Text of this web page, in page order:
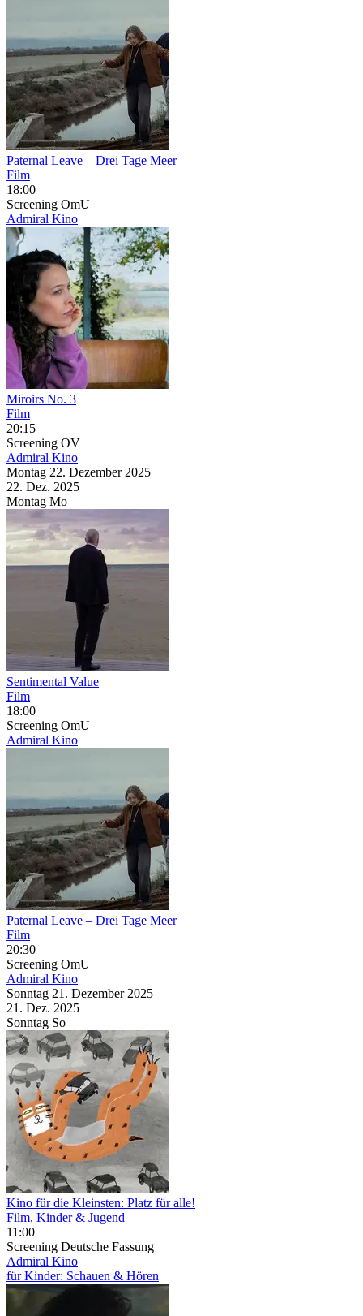
Paternal Leave – Drei Tage Meer
Film
18:00
Screening OmU
Admiral Kino
Miroirs No. 3
Film
20:15
Screening OV
Admiral Kino
Montag 22. Dezember 2025
22. Dez. 2025
Montag Mo
Sentimental Value
Film
18:00
Screening OmU
Admiral Kino
Paternal Leave – Drei Tage Meer
Film
20:30
Screening OmU
Admiral Kino
Sonntag 21. Dezember 2025
21. Dez. 2025
Sonntag So
Kino für die Kleinsten: Platz für alle!
Film, Kinder & Jugend
11:00
Screening Deutsche Fassung
Admiral Kino
für Kinder: Schauen & Hören